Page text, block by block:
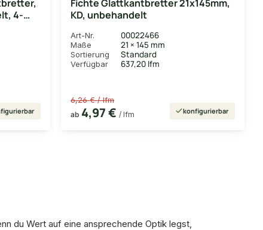
4-
Fichte Glattkantbretter 21x145mm,
KD, unbehandelt
Art-Nr. 00022466
Maße 21 × 145 mm
Sortierung Standard
Verfügbar 637,20 lfm
6,26 € / lfm
ab 4,97 € / lfm konfigurierbar
du Wert auf eine ansprechende Optik legst,